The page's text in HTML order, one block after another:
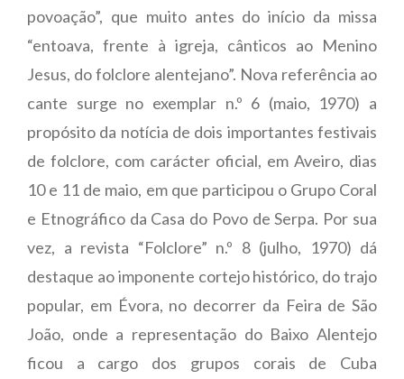
povoação”, que muito antes do início da missa
“entoava, frente à igreja, cânticos ao Menino
Jesus, do folclore alentejano”. Nova referência ao
cante surge no exemplar n.º 6 (maio, 1970) a
propósito da notícia de dois importantes festivais
de folclore, com carácter oficial, em Aveiro, dias
10 e 11 de maio, em que participou o Grupo Coral
e Etnográfico da Casa do Povo de Serpa. Por sua
vez, a revista “Folclore” n.º 8 (julho, 1970) dá
destaque ao imponente cortejo histórico, do trajo
popular, em Évora, no decorrer da Feira de São
João, onde a representação do Baixo Alentejo
ficou a cargo dos grupos corais de Cuba